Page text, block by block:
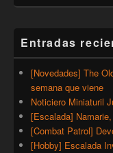
Entradas
[Novedades] The
semana que viene
Noticiero Miniaturil
[Escalada]
[Combat Patrol]
[Hobby] Escalada